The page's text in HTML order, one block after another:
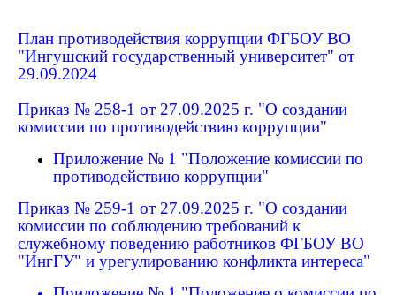
План противодействия коррупции ФГБОУ ВО
"Ингушский государственный университет" от
29.09.2024
Приказ № 258-1 от 27.09.2025 г. "О создании
комиссии по противодействию коррупции"
Приложение № 1 "Положение комиссии по
противодействию коррупции"
Приказ № 259-1 от 27.09.2025 г. "О создании
комиссии по соблюдению требований к
служебному поведению работников ФГБОУ ВО
"ИнгГУ" и урегулированию конфликта интереса"